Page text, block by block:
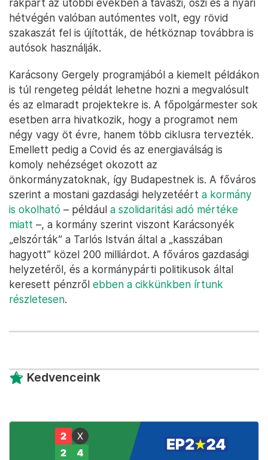
rakpart az utóbbi években a tavaszi, őszi és a nyári
hétvégén valóban autómentes volt, egy rövid
szakaszát fel is újították, de hétköznap továbbra is
autósok használják.
Karácsony Gergely programjából a kiemelt példákon
is túl rengeteg példát lehetne hozni a megvalósult
és az elmaradt projektekre is. A főpolgármester sok
esetben arra hivatkozik, hogy a programot nem
négy vagy öt évre, hanem több ciklusra tervezték.
Emellett pedig a Covid és az energiaválság is
komoly nehézséget okozott az
önkormányzatoknak, így Budapestnek is. A főváros
szerint a mostani gazdasági helyzetéért a kormány
is okolható – például a szolidaritási adó mértéke
miatt –, a kormány szerint viszont Karácsonyék
„elszórták” a Tarlós István által a „kasszában
hagyott” közel 200 milliárdot. A főváros gazdasági
helyzetéről, és a kormánypárti politikusok által
keresett pénzről ebben a cikkünkben írtunk
részletesen.
Kedvenceink